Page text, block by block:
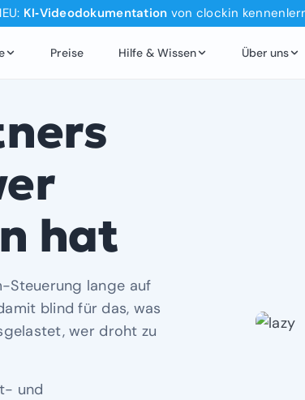
KI‑Videodokumentation von clockin
Preise Hilfe & Wissen Über uns
hat
Steuerung lange auf
blind für das, was
wer droht zu
und